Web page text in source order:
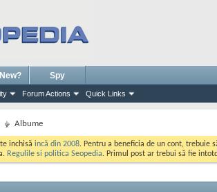
Forum Actions Quick Links
Spy
Albume
inchisă incă din 2008. Pentru a beneficia de un cont, trebuie
Regulile si politica Seopedia. Primul post ar trebui să fie